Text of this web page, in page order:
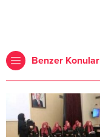
Benzer Konular